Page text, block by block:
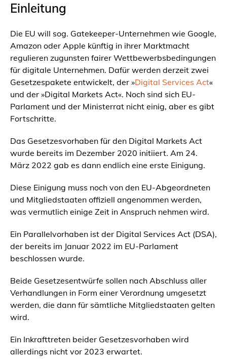
Einleitung
Die EU will sog. Gatekeeper-Unternehmen wie Google,
Amazon oder Apple künftig in ihrer Marktmacht
regulieren zugunsten fairer Wettbewerbsbedingungen
für digitale Unternehmen. Dafür werden derzeit zwei
Gesetzespakete entwickelt, der »Digital Services Act«
und der »Digital Markets Act«. Noch sind sich EU-
Parlament und der Ministerrat nicht einig, aber es gibt
Fortschritte.
Das Gesetzesvorhaben für den Digital Markets Act
wurde bereits im Dezember 2020 initiiert. Am 24.
März 2022 gab es dann endlich eine erste Einigung.
Diese Einigung muss noch von den EU-Abgeordneten
und Mitgliedstaaten offiziell angenommen werden,
was vermutlich einige Zeit in Anspruch nehmen wird.
Ein Parallelvorhaben ist der Digital Services Act (DSA),
der bereits im Januar 2022 im EU-Parlament
beschlossen wurde.
Beide Gesetzesentwürfe sollen nach Abschluss aller
Verhandlungen in Form einer Verordnung umgesetzt
werden, die dann für sämtliche Mitgliedstaaten gelten
wird.
Ein Inkrafttreten beider Gesetzesvorhaben wird
allerdings nicht vor 2023 erwartet.